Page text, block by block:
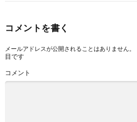
コメントを書く
メールアドレスが公開されることはありません。
目です
コメント